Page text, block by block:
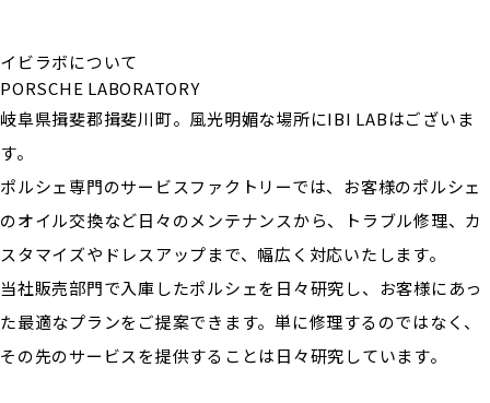
イビラボについて
PORSCHE LABORATORY
岐阜県揖斐郡揖斐川町。風光明媚な場所にIBI LABはございま
す。
ポルシェ専門のサービスファクトリーでは、お客様のポルシェ
のオイル交換など日々のメンテナンスから、トラブル修理、カ
スタマイズやドレスアップまで、幅広く対応いたします。
当社販売部門で入庫したポルシェを日々研究し、お客様にあっ
た最適なプランをご提案できます。単に修理するのではなく、
その先のサービスを提供することは日々研究しています。